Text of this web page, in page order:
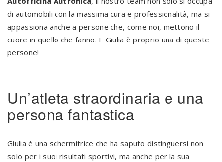
di automobili con la massima cura e professionalità, ma si
appassiona anche a persone che, come noi, mettono il
cuore in quello che fanno. E Giulia è proprio una di queste
persone!
Un’atleta straordinaria e una
persona fantastica
Giulia è una schermitrice che ha saputo distinguersi non
solo per i suoi risultati sportivi, ma anche per la sua